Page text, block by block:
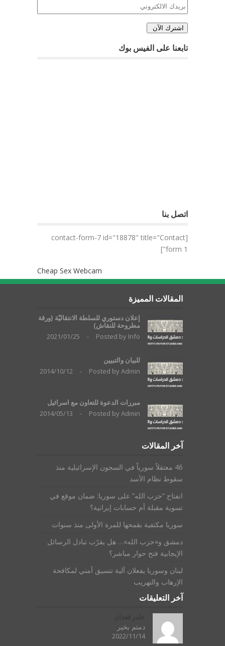
تابعنا على الفيس بوك
اتصل بنا
[contact-form-7 id="18878" title="Contact
form 1"]
Cheap Sex Webcam
المقالات المميزة
إعلان دستوري للسلطة الانتقاليّة (ورقة
مطروحة للنقاش)
Posted by Info
-
2021/01/25
للبيان والتبيين
Posted byAdmin
-
2014/10/12
مبررات الدعوة للتعاون مع اسرائيل
Posted byAdmin
-
2014/05/13
آخر المقالات
46 معتقلاً سورياً في السجون الإسرائيلية منذ
سقوط نظام الأسد
انفتاح “حزب الله” على سوريا: ضمان موقع في
تسوية مقبلة أم حسابات إيرانية؟
سوريا مكتفية بقمحها للمرة الأولى منذ سنوات
دمشق و«حزب الله»… هل يقرّب تبادل الرسائل
الإيجابية فتح حوار مباشر؟
لبنان وسوريا يفعلان آلية تنسيق أمني لمكافحة
الإرهاب والتهريب
آخر التعليقات
دمتم بخير
2022/11/14